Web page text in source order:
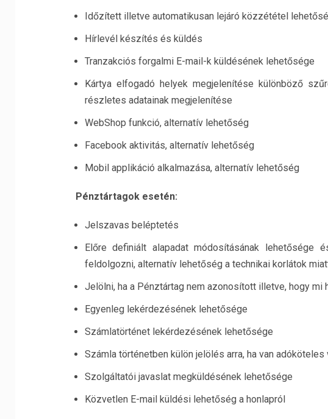
Időzített illetve automatikusan lejáró közzététel
Hírlevél készítés és küldés
Tranzakciós forgalmi E-mail-k küldésének lehetősége
Kártya elfogadó helyek megjelenítése különböző
részletes adatainak megjelenítése
WebShop funkció, alternatív lehetőség
Facebook aktivitás, alternatív lehetőség
Mobil applikáció alkalmazása, alternatív lehetőség
Pénztártagok esetén:
Jelszavas beléptetés
Előre definiált alapadat módosításának lehetősége
feldolgozni, alternatív lehetőség a technikai korlátok
Jelölni, ha a Pénztártag nem azonosított illetve, hogy mi
Egyenleg lekérdezésének lehetősége
Számlatörténet lekérdezésének lehetősége
Számla történetben külön jelölés arra, ha van adóköteles
Szolgáltatói javaslat megküldésének lehetősége
Közvetlen E-mail küldési lehetőség a honlapról